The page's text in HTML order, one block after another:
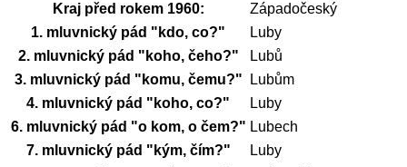
Kraj před rokem 1960:
Západočeský
1. mluvnický pád "kdo, co?"
Luby
2. mluvnický pád "koho, čeho?"
Lubů
3. mluvnický pád "komu, čemu?"
Lubům
4. mluvnický pád "koho, co?"
Luby
6. mluvnický pád "o kom, o čem?" Lubech
7. mluvnický pád "kým, čím?"
Luby